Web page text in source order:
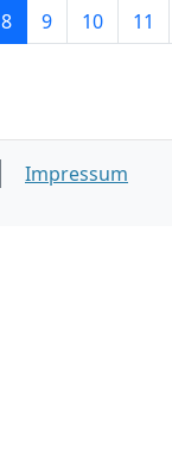
8 9 10 11
Impressum